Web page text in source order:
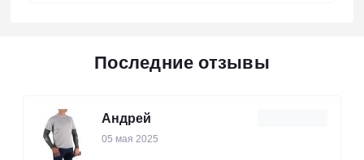
Последние отзывы
Андрей
05 мая 2025